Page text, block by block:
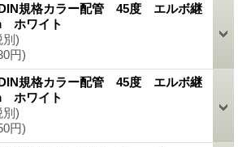
規格カラー配管 45度 エルボ継
ホワイト
別)
円)
規格カラー配管 45度 エルボ継
ホワイト
別)
円)